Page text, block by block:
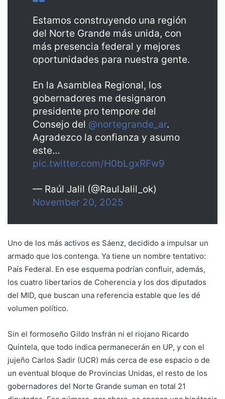
Estamos construyendo una región
del Norte Grande más unida, con
más presencia federal y mejores
oportunidades para nuestra gente.
En la Asamblea Regional, los
gobernadores me designaron
presidente pro tempore del
Consejo del @nortegrande_ar.
Agradezco la confianza y asumo
este…
pic.twitter.com/H0bLgxRFw9
— Raúl Jalil (@RaulJalil_ok)
November 20, 2025
Uno de los más activos es Sáenz, decidido a impulsar un
armado que los contenga. Ya tiene un nombre tentativo:
País Federal. En ese esquema podrían confluir, además,
los cuatro libertarios de Coherencia y los dos diputados
del MID, que buscan una referencia estable que les dé
volumen político.
Sin el formoseño Gildo Insfrán ni el riojano Ricardo
Quintela, que todo indica permanecerán en UP, y con el
jujeño Carlos Sadir (UCR) más cerca de ese espacio o de
un eventual bloque de Provincias Unidas, el resto de los
gobernadores del Norte Grande suman en total 21